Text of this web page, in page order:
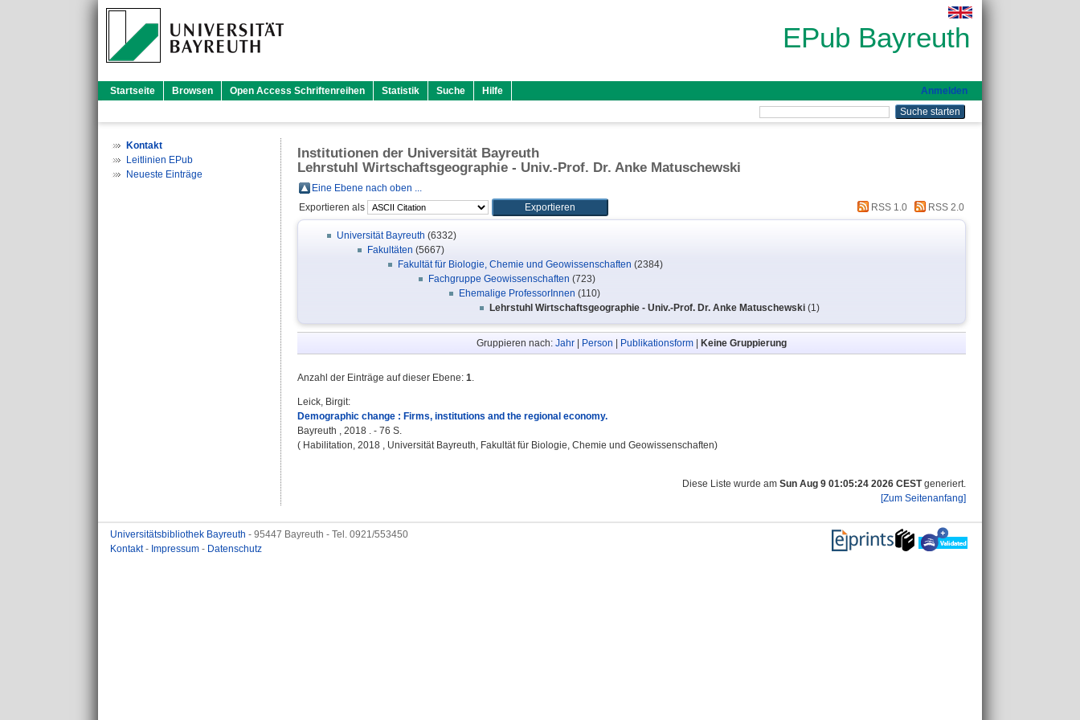
EPub Bayreuth
Startseite Browsen Open Access Schriftenreihen Statistik Suche Hilfe Anmelden
Kontakt
Leitlinien EPub
Neueste Einträge
Institutionen der Universität Bayreuth
Lehrstuhl Wirtschaftsgeographie - Univ.-Prof. Dr. Anke Matuschewski
Eine Ebene nach oben ...
Exportieren als
RSS 1.0 RSS 2.0
Universität Bayreuth (6332)
Fakultäten (5667)
Fakultät für Biologie, Chemie und Geowissenschaften (2384)
Fachgruppe Geowissenschaften (723)
Ehemalige ProfessorInnen (110)
Lehrstuhl Wirtschaftsgeographie - Univ.-Prof. Dr. Anke Matuschewski (1)
Gruppieren nach: Jahr Person Publikationsform Keine Gruppierung
Anzahl der Einträge auf dieser Ebene: 1.
Leick, Birgit:
Demographic change : Firms, institutions and the regional economy.
Bayreuth , 2018 . - 76 S.
( Habilitation, 2018 , Universität Bayreuth, Fakultät für Biologie, Chemie und Geowissenschaften)
Diese Liste wurde am Sun Aug 9 01:05:24 2026 CESTgeneriert.
[Zum Seitenanfang]
Universitätsbibliothek Bayreuth - 95447 Bayreuth - Tel. 0921/553450
Kontakt- Impressum - Datenschutz